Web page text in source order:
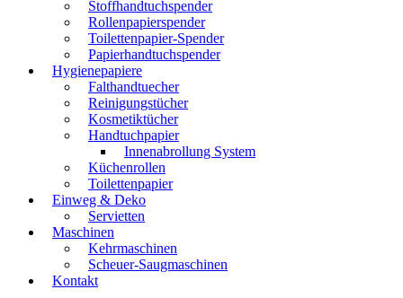
Stoffhandtuchspender
Rollenpapierspender
Toilettenpapier-Spender
Papierhandtuchspender
Hygienepapiere
Falthandtuecher
Reinigungstücher
Kosmetiktücher
Handtuchpapier
Innenabrollung System
Küchenrollen
Toilettenpapier
Einweg & Deko
Servietten
Maschinen
Kehrmaschinen
Scheuer-Saugmaschinen
Kontakt